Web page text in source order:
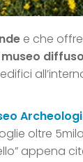
e che
museo diffuso
oltre
appena